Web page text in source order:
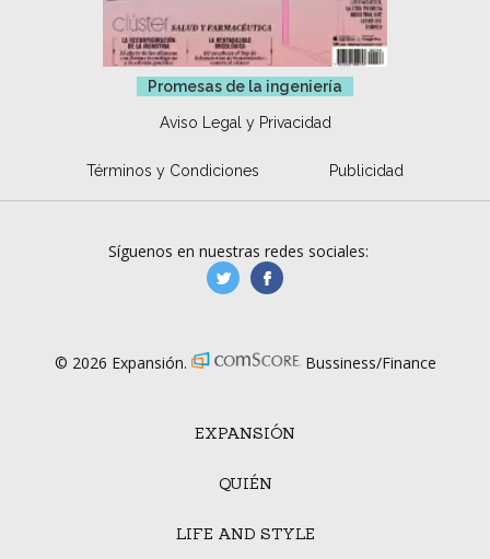
Promesas de la ingeniería
Aviso Legal y Privacidad
Términos y Condiciones Publicidad
EXPANSIÓN
QUIÉN
LIFE AND STYLE
Síguenos en nuestras redes sociales:
manufacturaGE
© 2026 Expansión. Bussiness/Finance